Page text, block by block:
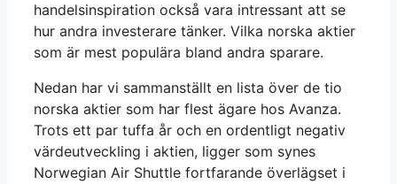
handelsinspiration också vara intressant att se
hur andra investerare tänker. Vilka norska aktier
som är mest populära bland andra sparare.
Nedan har vi sammanställt en lista över de tio
norska aktier som har flest ägare hos Avanza.
Trots ett par tuffa år och en ordentligt negativ
värdeutveckling i aktien, ligger som synes
Norwegian Air Shuttle fortfarande överlägset i